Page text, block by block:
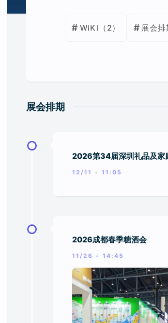
WiKi （2） 展会排
展会排期
2026第34届深圳礼品及家
12/11 11:05
2026成都春季糖酒会
11/26 14:45